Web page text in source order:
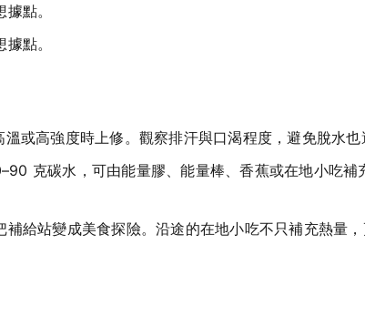
點。
點。
或高強度時上修。觀察排汗與口渴程度，避免脫水也
克碳水，可由能量膠、能量棒、香蕉或在地小吃
補給站變成美食探險。沿途的在地小吃不只補充熱量